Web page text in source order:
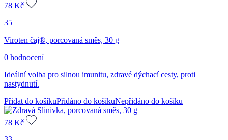
78 Kč
35
Viroten čaj®, porcovaná směs, 30 g
0 hodnocení
Ideální volba pro silnou imunitu, zdravé dýchací cesty, proti
nastydnutí.
Přidat do košíkuPřidáno do košíkuNepřidáno do košíku
78 Kč